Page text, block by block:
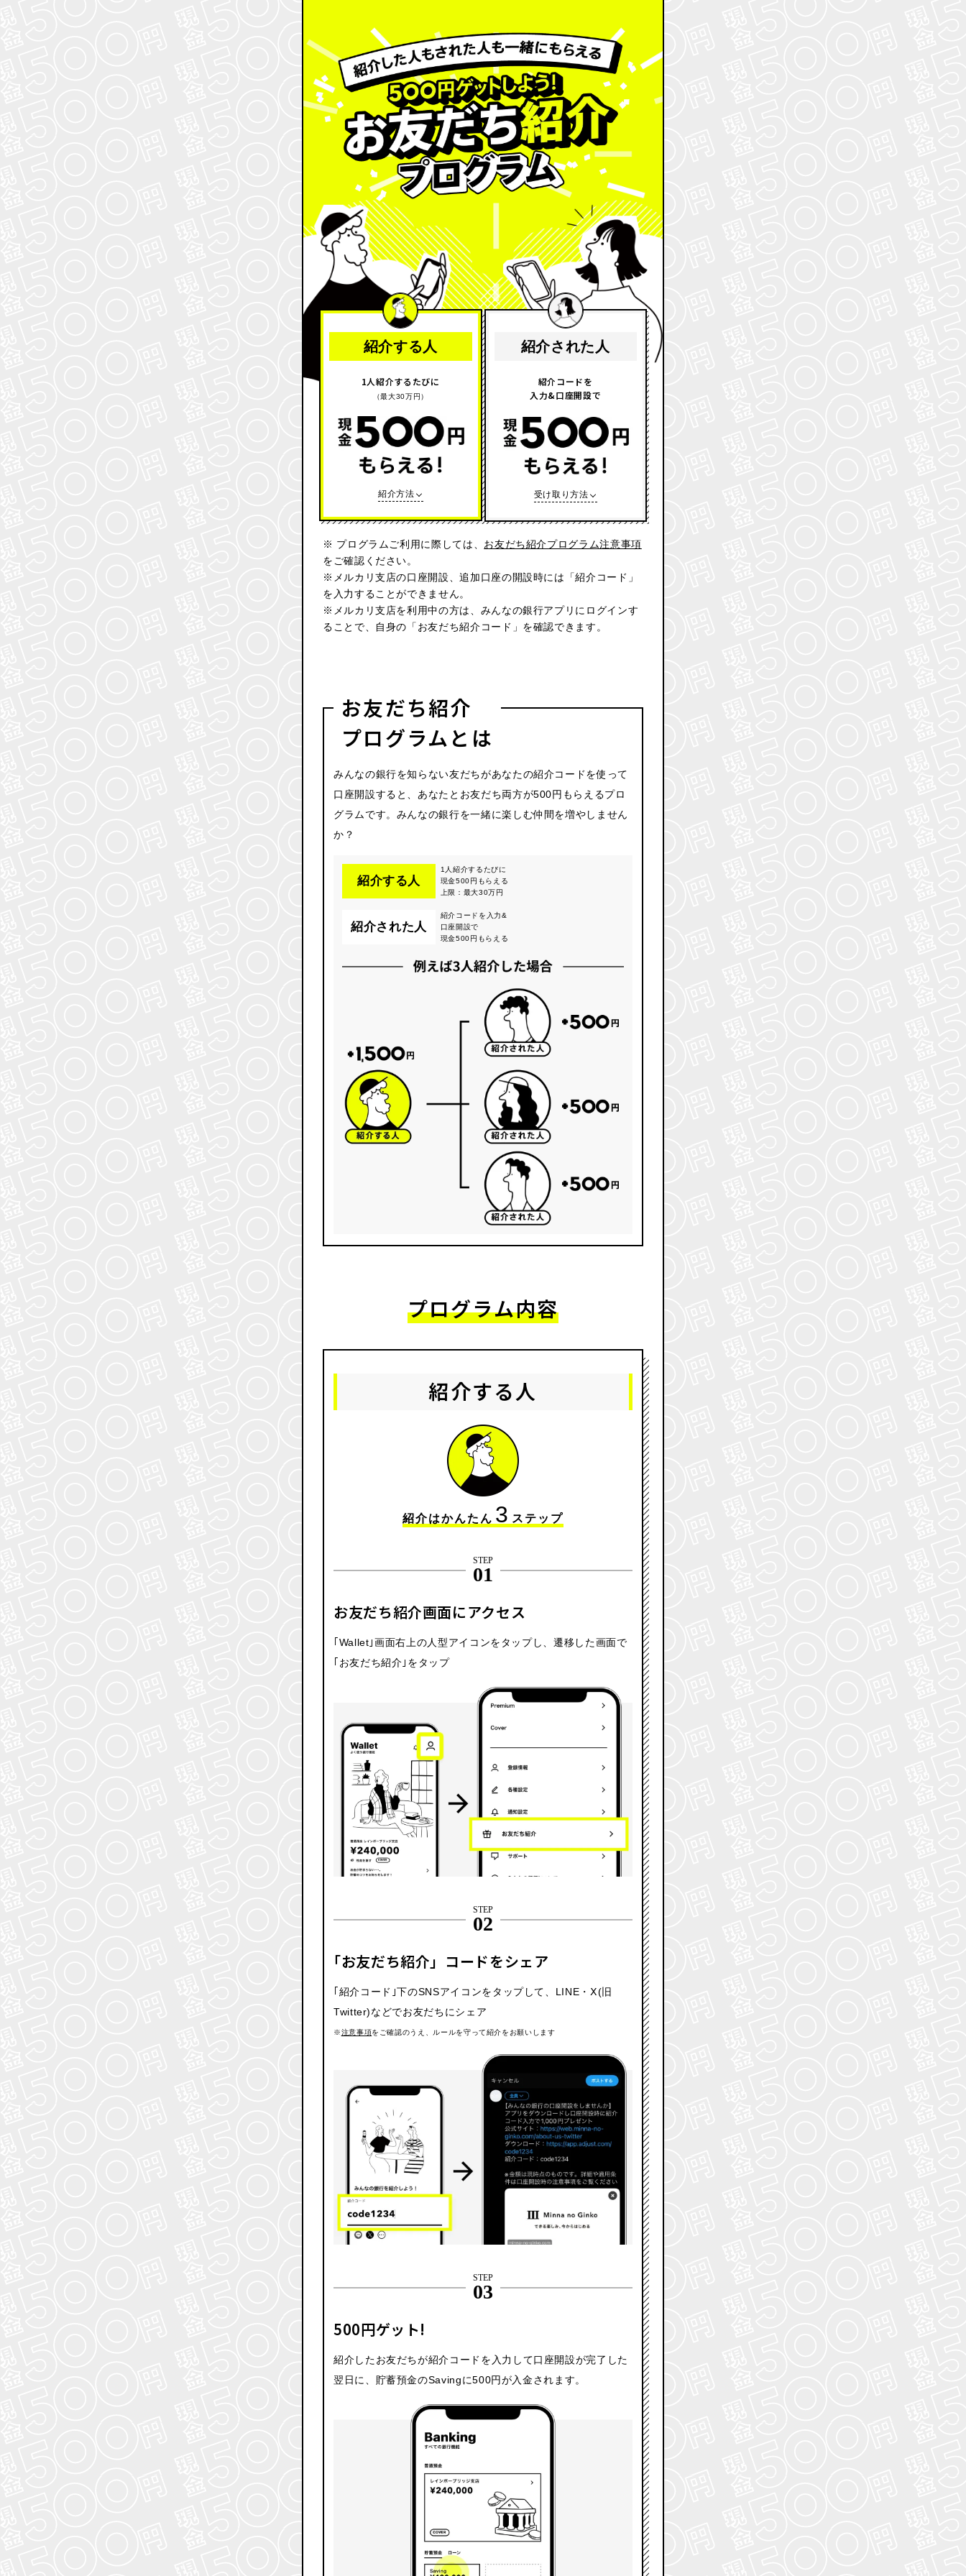
紹介する人
1人紹介するたびに
（最大30万円）
紹介方法
紹介された人
紹介コードを
入力&口座開設で
受け取り方法
※ プログラムご利用に際しては、 お友だち紹介プログラム注意事項
をご確認ください。
※メルカリ支店の口座開設、追加口座の開設時には「紹介コード」
を入力することができません。
※メルカリ支店を利用中の方は、みんなの銀行アプリにログインす
ることで、自身の「お友だち紹介コード」を確認できます。
お友だち紹介
プログラムとは
みんなの銀行を知らない友だちがあなたの紹介コードを使って
口座開設すると、あなたとお友だち両方が500円もらえるプロ
グラムです。みんなの銀行を一緒に楽しむ仲間を増やしません
か？
紹介する人
1人紹介するたびに
現金500円もらえる
上限：最大30万円
紹介された人
紹介コードを入力&
口座開設で
現金500円もらえる
プログラム内容
紹介する人
紹介はかんたん 3 ステップ
STEP
01
お友だち紹介画面にアクセス​
｢Wallet｣画面右上の人型アイコンをタップし、​遷移した画面で
｢お友だち紹介｣をタップ​
STEP
02
｢お友だち紹介」コードをシェア​
｢紹介コード｣下のSNSアイコンをタップして、LINE・Ⅹ(旧
Twitter)などでお友だちにシェア
※注意事項をご確認のうえ、ルールを守って紹介をお願いします​
STEP
03
500円ゲット!
紹介したお友だちが紹介コードを入力して口座開設が完了した
翌日に、貯蓄預金のSavingに500円が入金されます。